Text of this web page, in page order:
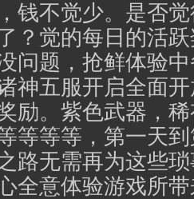
钱不觉少。是否
？觉的每日的活
问题，抢鲜体验
神五服开启全面
励。紫色武器，
等等等，第一天
路无需再为这些
全意体验游戏所